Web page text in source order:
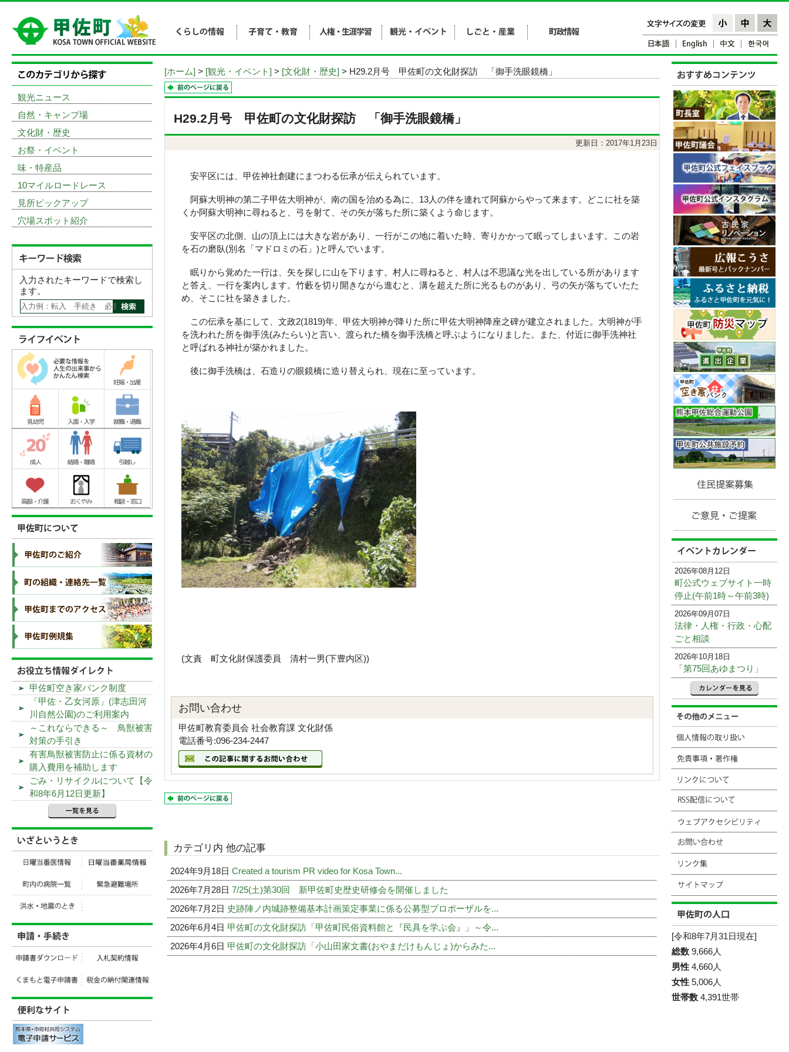
[ホーム] > [観光・イベント] > [文化財・歴史] > H29.2月号 甲佐町の文化財探訪 「御手洗眼鏡橋」
H29.2月号 甲佐町の文化財探訪 「御手洗眼鏡橋」
更新日：2017年1月23日
安平区には、甲佐神社創建にまつわる伝承が伝えられています。
阿蘇大明神の第二子甲佐大明神が、南の国を治める為に、13人の伴を連れて阿蘇からやって来ます。どこに社を築
くか阿蘇大明神に尋ねると、弓を射て、その矢が落ちた所に築くよう命じます。
安平区の北側、山の頂上には大きな岩があり、一行がこの地に着いた時、寄りかかって眠ってしまいます。この岩
を石の磨臥(別名「マドロミの石」)と呼んでいます。
眠りから覚めた一行は、矢を探しに山を下ります。村人に尋ねると、村人は不思議な光を出している所があります
と答え、一行を案内します。竹藪を切り開きながら進むと、溝を超えた所に光るものがあり、弓の矢が落ちていたた
め、そこに社を築きました。
この伝承を基にして、文政2(1819)年、甲佐大明神が降りた所に甲佐大明神降座之碑が建立されました。大明神が手
を洗われた所を御手洗(みたらい)と言い、渡られた橋を御手洗橋と呼ぶようになりました。また、付近に御手洗神社
と呼ばれる神社が築かれました。
後に御手洗橋は、石造りの眼鏡橋に造り替えられ、現在に至っています。
(文責 町文化財保護委員 清村一男(下豊内区))
お問い合わせ
甲佐町教育委員会 社会教育課 文化財係
電話番号:096-234-2447
カテゴリ内 他の記事
2024年9月18日 Created a tourism PR video for Kosa Town...
2026年7月28日 7/25(土)第30回 新甲佐町史歴史研修会を開催しました
2026年7月2日 史跡陣ノ内城跡整備基本計画策定事業に係る公募型プロポーザルを...
2026年6月4日 甲佐町の文化財探訪「甲佐町民俗資料館と『民具を学ぶ会』」～令...
2026年4月6日 甲佐町の文化財探訪「小山田家文書(おやまだけもんじょ)からみた...
2026年08月12日
町公式ウェブサイト一時
停止(午前1時～午前3時)
2026年09月07日
法律・人権・行政・心配
ごと相談
2026年10月18日
「第75回あゆまつり」
[令和8年7月31日現在]
総数 9,666人
男性 4,660人
女性 5,006人
世帯数 4,391世帯
観光ニュース
自然・キャンプ場
文化財・歴史
お祭・イベント
味・特産品
10マイルロードレース
見所ピックアップ
穴場スポット紹介
入力されたキーワードで検索し
ます。
甲佐町空き家バンク制度
「甲佐・乙女河原」(津志田河
川自然公園)のご利用案内
～これならできる～ 鳥獣被害
対策の手引き
有害鳥獣被害防止に係る資材の
購入費用を補助します
ごみ・リサイクルについて【令
和8年6月12日更新】